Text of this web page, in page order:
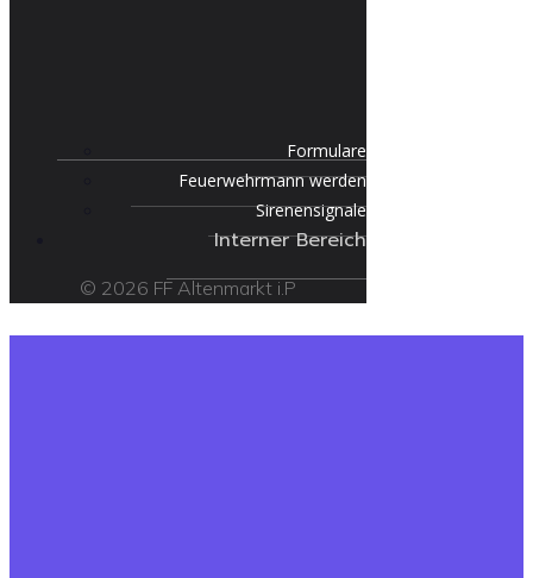
Formulare
Feuerwehrmann werden
Sirenensignale
Interner Bereich
© 2026 FF Altenmarkt i.P